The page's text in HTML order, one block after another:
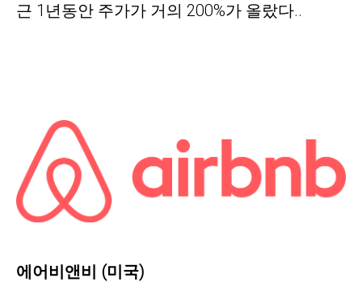
근 1년동안 주가가 거의 200%가 올랐다..
에어비앤비 (미국)